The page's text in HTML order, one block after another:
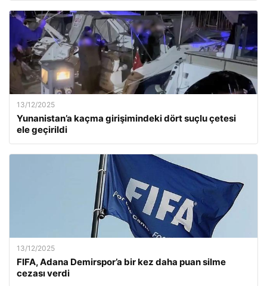
13/12/2025
Yunanistan’a kaçma girişimindeki dört suçlu çetesi
ele geçirildi
13/12/2025
FIFA, Adana Demirspor’a bir kez daha puan silme
cezası verdi